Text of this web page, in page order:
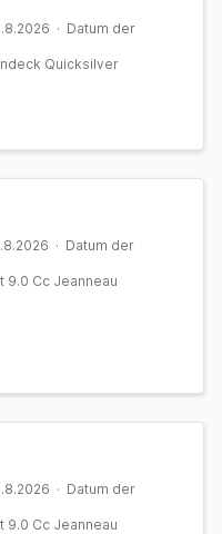
· Datum der
Quicksilver
· Datum der
9.0 Cc Jeanneau
· Datum der
9.0 Cc Jeanneau